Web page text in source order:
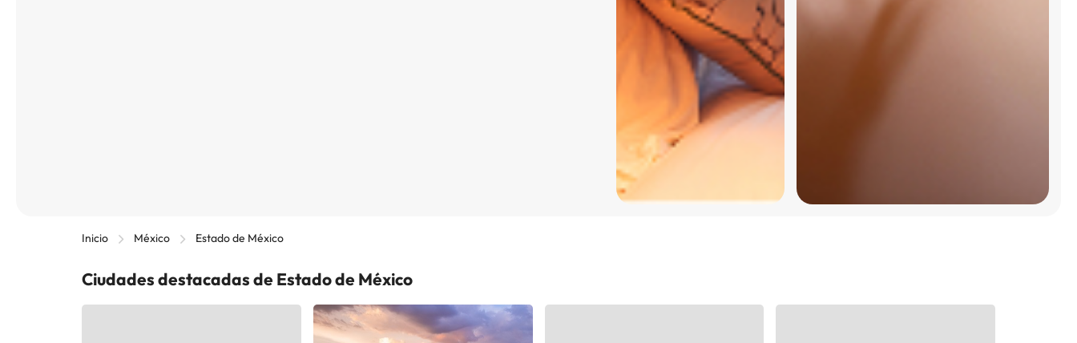
Inicio México Estado de México
Ciudades destacadas de Estado de México